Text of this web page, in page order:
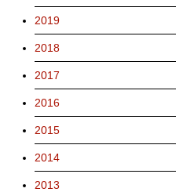
2019
2018
2017
2016
2015
2014
2013